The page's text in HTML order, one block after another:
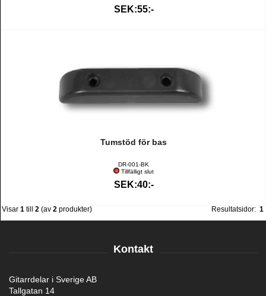
SEK:55:-
Tumstöd för bas
DR-001-BK
Tillfälligt slut
SEK:40:-
Visar 1 till 2 (av 2 produkter) Resultatsidor: 1
Kontakt
Gitarrdelar i Sverige AB
Tallgatan 14